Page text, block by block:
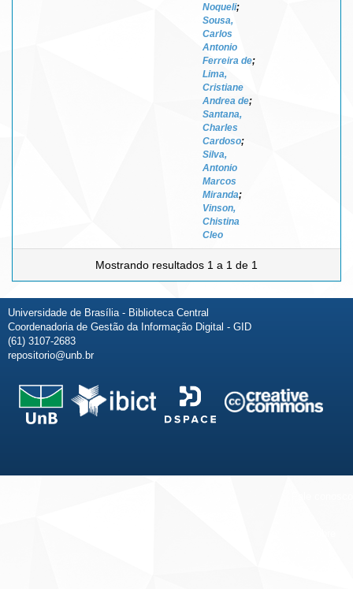
Noqueli;
Sousa,
Carlos
Antonio
Ferreira de;
Lima,
Cristiane
Andrea de;
Santana,
Charles
Cardoso;
Silva,
Antonio
Marcos
Miranda;
Vinson,
Chistina
Cleo
Mostrando resultados 1 a 1 de 1
Universidade de Brasília - Biblioteca Central
Coordenadoria de Gestão da Informação Digital - GID
(61) 3107-2683
repositorio@unb.br